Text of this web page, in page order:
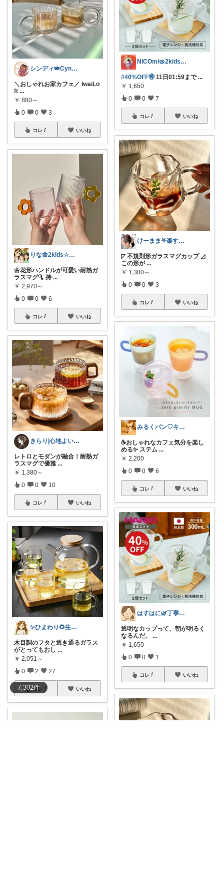
7,302件
シンディ👑Cyndi👑
＼おしゃれお家カフェ／ IwaiLo
ft ...
￥ 880～
0 0 3
コレ いいね
りな🌼2kids☆毎日をちょっと快適に
🌼花形ハンドルが可愛い耐熱ガ
ラスマグ🫗 持 ...
￥ 2,970～
0 0 6
コレ いいね
きらり|心地よい暮らし帖
レトロとモダンが融合！耐熱ガ
ラスマグで優雅 ...
￥ 1,380～
0 0 10
コレ いいね
✨ひまわり🌻生活雑貨・純喫茶✨
木目調のフタと透き通るガラス
がとってもおし ...
￥ 2,051～
0 2 27
コレ いいね
NICOmi🥨2kidsママ👦👧
#40%OFF🉐 11日01:59まで...
￥ 1,650
0 0 7
コレ いいね
けーまま𖤐楽する家づくり☀︎*.｡
◸ 不規則形ガラスマグカップ ◿
この形が ...
￥ 1,380～
0 0 3
コレ いいね
みるくパン♡キッチンルーム
☕おしゃれなカフェ気分を楽し
める✨ ステム ...
￥ 2,200
0 0 6
コレ いいね
はすはに🌿丁寧な暮らし
透明なカップって、朝が明るく
なるんだ。 ...
￥ 1,650
0 0 1
コレ いいね